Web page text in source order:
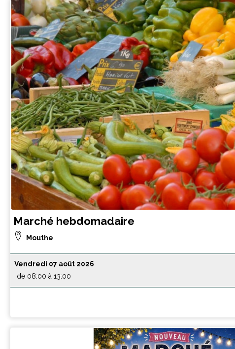
Marché hebdomadaire
Mouthe
Vendredi 07 août 2026
de 08:00 à 13:00